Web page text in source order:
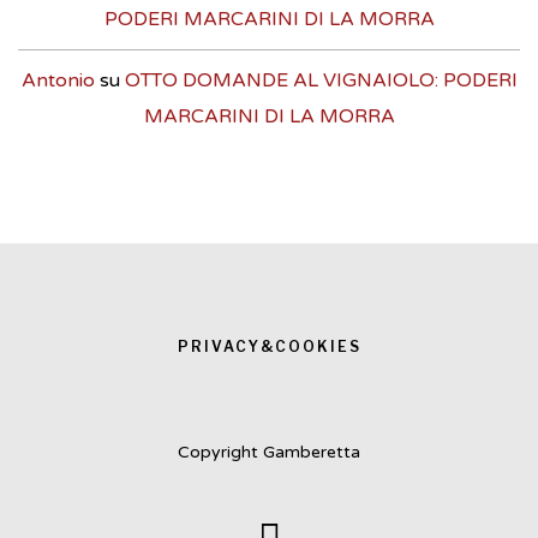
PODERI MARCARINI DI LA MORRA
Antonio su OTTO DOMANDE AL VIGNAIOLO: PODERI
MARCARINI DI LA MORRA
PRIVACY&COOKIES
Copyright Gamberetta